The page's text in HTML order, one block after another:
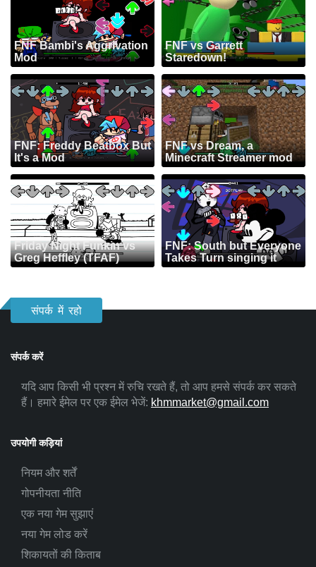
FNF Bambi's Aggrivation
Mod
FNF vs Garrett
Staredown!
FNF: Freddy Beatbox But
It's a Mod
FNF vs Dream, a
Minecraft Streamer mod
Friday Night Funkin vs
Greg Heffley (TFAF)
FNF: South but Everyone
Takes Turn singing it
संपर्क में रहो
संपर्क करें
यदि आप किसी भी प्रश्न में रुचि रखते हैं, तो आप हमसे संपर्क कर सकते
हैं। हमारे ईमेल पर एक ईमेल भेजें: khmmarket@gmail.com
उपयोगी कड़ियां
नियम और शर्तें
गोपनीयता नीति
एक नया गेम सुझाएं
नया गेम लोड करें
शिकायतों की किताब